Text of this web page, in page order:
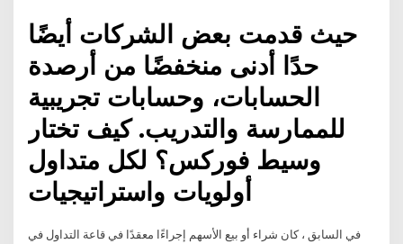
حيث قدمت بعض الشركات أيضًا
حدًا أدنى منخفضًا من أرصدة
الحسابات، وحسابات تجريبية
للممارسة والتدريب. كيف تختار
وسيط فوركس؟ لكل متداول
في السابق ، كان شراء أو بيع الأسهم إجراءًا معقدًا في قاعة التداول في